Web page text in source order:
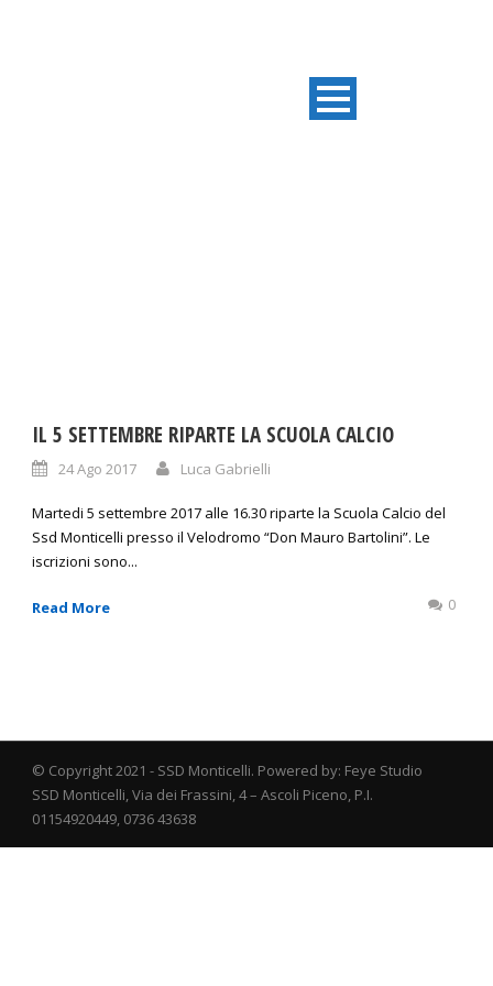
IL 5 SETTEMBRE RIPARTE LA SCUOLA CALCIO
24 Ago 2017 Luca Gabrielli
Martedi 5 settembre 2017 alle 16.30 riparte la Scuola Calcio del
Ssd Monticelli presso il Velodromo “Don Mauro Bartolini”. Le
iscrizioni sono...
Read More 0
© Copyright 2021 - SSD Monticelli. Powered by: Feye Studio
SSD Monticelli, Via dei Frassini, 4 – Ascoli Piceno, P.I.
01154920449, 0736 43638